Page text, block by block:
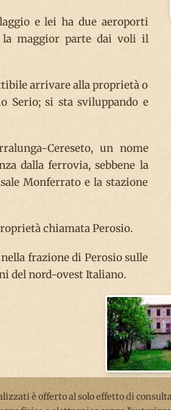
e lei ha due aeroporti
la maggior parte dai voli il
arrivare alla proprietà o
Serio; si sta sviluppando e
Cereseto, un nome
dalla ferrovia, sebbene la
Monferrato e la stazione
chiamata Perosio.
frazione di Perosio sulle
del nord-ovest Italiano.
è offerto al solo effetto di